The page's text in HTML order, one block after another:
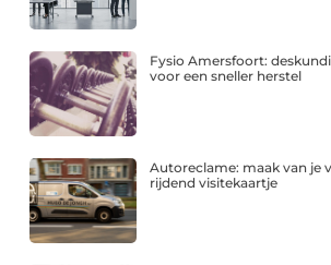
Fysio Amersfoort:
voor een sneller herstel
Autoreclame: maak van je
rijdend visitekaartje